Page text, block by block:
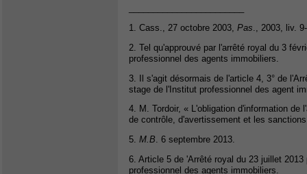
1. Cass., 27 octobre 2003, Pas ., 2003, liv.
2. Tel qu'approuvé par l'arrêté royal du 3
professionnel des agents immobiliers.
3. Il s'agit désormais de l'article 4, 3° de
stage de l'Institut professionnel des agent
4. M. Tordoir, « L'obligation d'information
de contrôle, d'avertissement et les
5. M.B. 6 septembre 2013.
6. Article 5 de 'Arrêté royal du 23 juillet
professionnel des agents immobiliers.